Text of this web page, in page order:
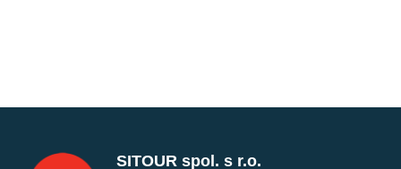
SITOUR spol. s r.o.